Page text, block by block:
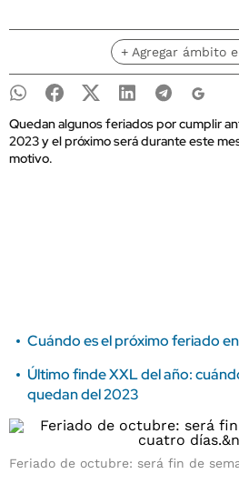
+ Agregar ámbito
Quedan algunos feriados por cumplir
2023 y el próximo será durante este
motivo.
Cuándo es el próximo feriado
Último finde XXL del año:
quedan del 2023
Feriado de octubre: será fin de